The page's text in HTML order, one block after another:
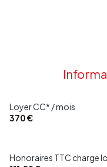
Loyer CC* / mois
370 €
Honoraires TTC charge